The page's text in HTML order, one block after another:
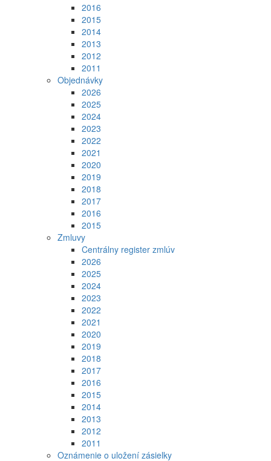
2016
2015
2014
2013
2012
2011
Objednávky
2026
2025
2024
2023
2022
2021
2020
2019
2018
2017
2016
2015
Zmluvy
Centrálny register zmlúv
2026
2025
2024
2023
2022
2021
2020
2019
2018
2017
2016
2015
2014
2013
2012
2011
Oznámenie o uložení zásielky